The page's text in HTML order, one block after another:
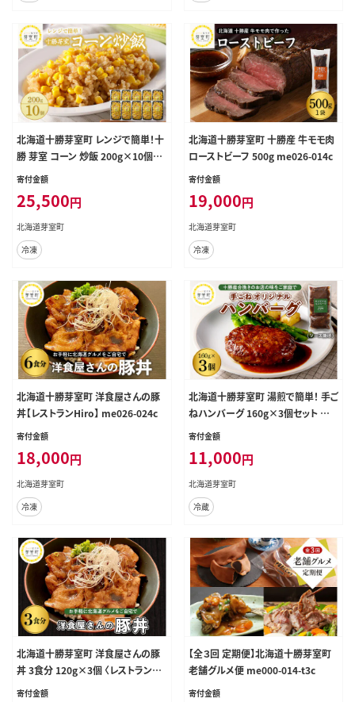
北海道十勝芽室町 レンジで簡単！十
勝 芽室 コーン 炒飯 200g×10個セ
ット me026-012c
寄付金額
25,500円
北海道芽室町
冷凍
北海道十勝芽室町 十勝産 牛モモ肉
ローストビーフ 500g me026-014c
寄付金額
19,000円
北海道芽室町
冷凍
北海道十勝芽室町 洋食屋さんの豚
丼【レストランHiro】 me026-024c
寄付金額
18,000円
北海道芽室町
冷凍
北海道十勝芽室町 湯煎で簡単！ 手ご
ねハンバーグ 160g×3個セット ＜レ
ストランHiroオリジナル＞ me026-
寄付金額
11,000円
北海道芽室町
冷蔵
北海道十勝芽室町 洋食屋さんの豚
丼 3食分 120g×3個 〈レストランHir
o〉me026-029c
寄付金額
【全３回 定期便】北海道十勝芽室町
老舗グルメ便 me000-014-t3c
寄付金額